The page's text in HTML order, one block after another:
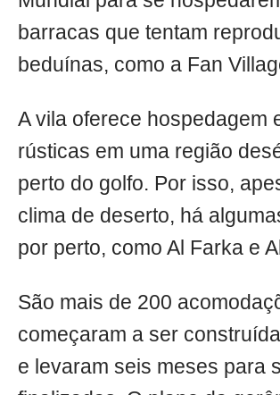
barracas que tentam
beduínas, como a Fan
A vila oferece hospedagem
rústicas em uma região
perto do golfo. Por isso,
clima de deserto, há
por perto, como Al Farka e
São mais de 200
começaram a ser
e levaram seis meses para